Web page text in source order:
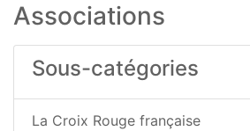
Associations
Sous-catégories
La Croix Rouge française